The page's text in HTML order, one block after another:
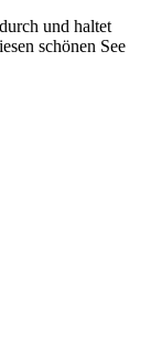
durch und haltet
schönen See